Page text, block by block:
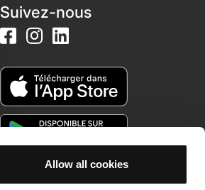
Allow all cookies
Suivez-nous